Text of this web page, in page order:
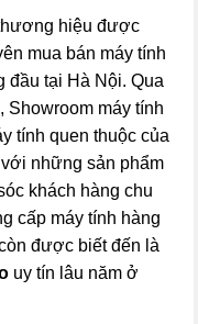
hiệu được
mua bán máy tính
đầu tại Hà Nội. Qua
Showroom máy tính
tính quen thuộc của
những sản phẩm
khách hàng chu
cấp máy tính hàng
được biết đến là
uy tín lâu năm ở